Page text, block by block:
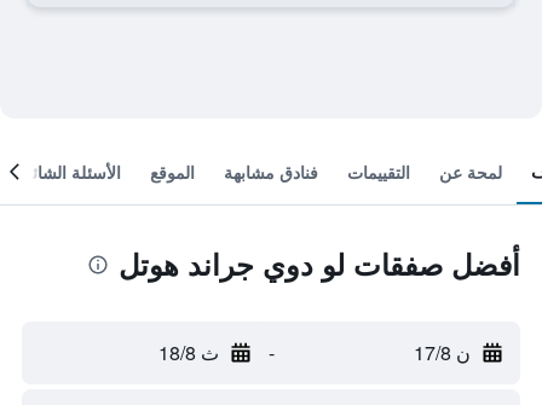
لمحة عن التقييمات فنادق مشابهة الموقع الأسئلة الشائعة
أفضل صفقات لو دوي جراند هوتل
ن 17/8 - ث 18/8